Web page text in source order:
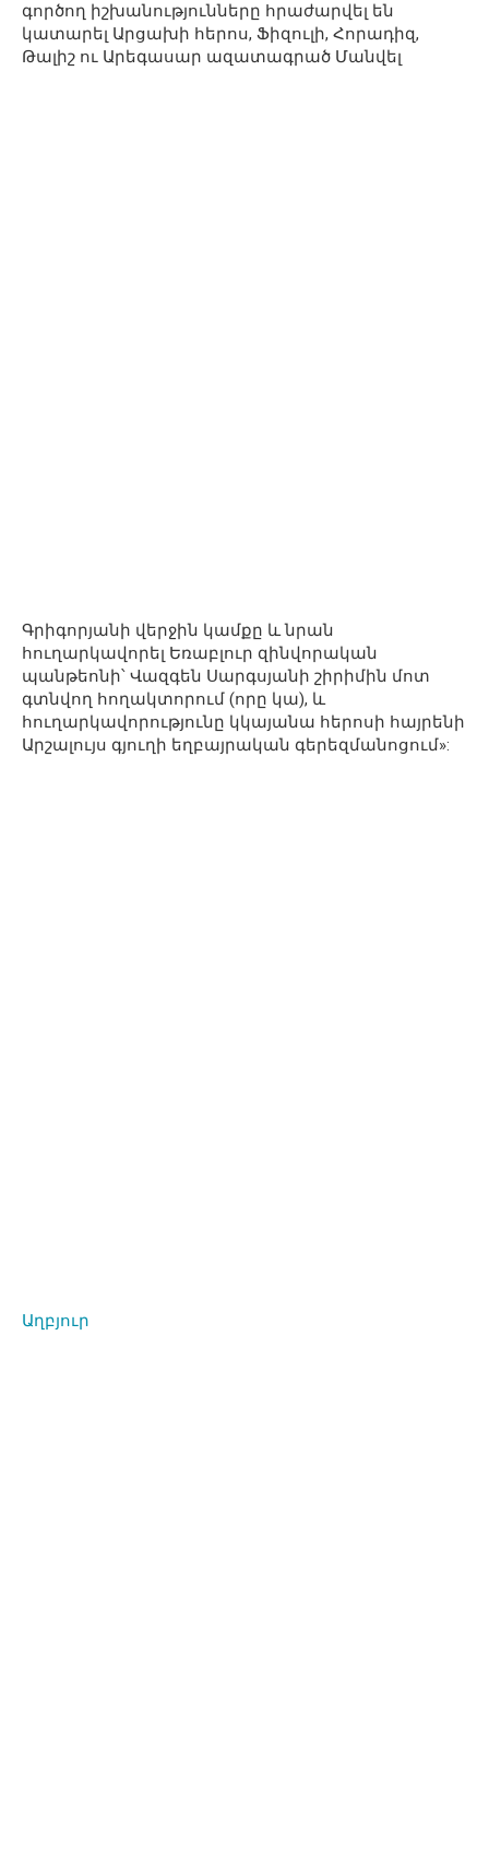
գործող իշխանությունները հրաժարվել են
կատարել Արցախի հերոս, Ֆիզուլի, Հորադիզ,
Թալիշ ու Արեգասար ազատագրած Մանվել
Գրիգորյանի վերջին կամքը և նրան
հուղարկավորել Եռաբլուր զինվորական
պանթեոնի՝ Վազգեն Սարգսյանի շիրիմին մոտ
գտնվող հողակտորում (որը կա), և
հուղարկավորությունը կկայանա հերոսի հայրենի
Արշալույս գյուղի եղբայրական գերեզմանոցում»:
Աղբյուր